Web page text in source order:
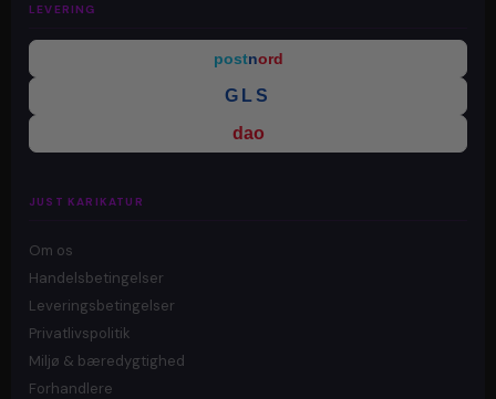
JUST KARIKATUR
Om os
Handelsbetingelser
Leveringsbetingelser
Privatlivspolitik
Miljø & bæredygtighed
Forhandlere
LEVERING
postnord
GLS
dao